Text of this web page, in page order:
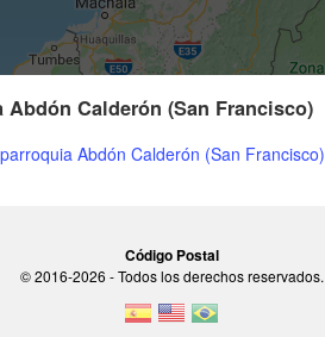
Calderón (San Francisco)
Abdón Calderón (San Francisco)
Código Postal
© 2016-2026 - Todos los derechos reservados.